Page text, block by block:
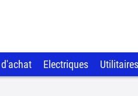
Electriques Utilitaires